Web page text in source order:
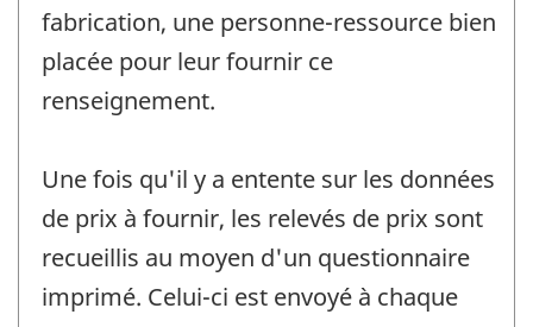
fabrication, une personne-ressource bien
placée pour leur fournir ce
renseignement.
Une fois qu'il y a entente sur les données
de prix à fournir, les relevés de prix sont
recueillis au moyen d'un questionnaire
imprimé. Celui-ci est envoyé à chaque